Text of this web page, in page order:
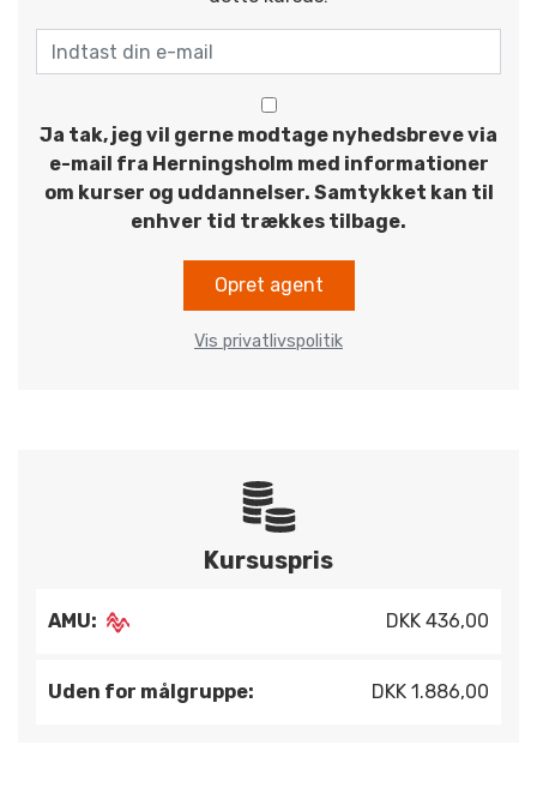
Ja tak, jeg vil gerne modtage nyhedsbreve via
e-mail fra Herningsholm med informationer
om kurser og uddannelser. Samtykket kan til
enhver tid trækkes tilbage.
Opret agent
Vis privatlivspolitik
Kursuspris
AMU: DKK 436,00
Uden for målgruppe: DKK 1.886,00